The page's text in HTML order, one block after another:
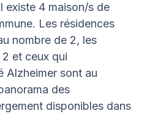
existe 4 maison/s de
Les résidences
nombre de 2, les
et ceux qui
Alzheimer sont au
des
disponibles dans